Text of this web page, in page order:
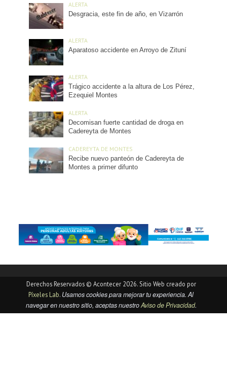
ALERTA
Desgracia, este fin de año, en Vizarrón
ALERTA
Aparatoso accidente en Arroyo de Zituní
ALERTA
Trágico accidente a la altura de Los Pérez,
Ezequiel Montes
ALERTA
Decomisan fuerte cantidad de droga en
Cadereyta de Montes
CADEREYTA DE MONTES
Recibe nuevo panteón de Cadereyta de
Montes a primer difunto
Derechos Reservados © Acontecer 2026. Sitio Web creado por
Píxeles Lab. Usamos cookies para mejorar tu experiencia. Al
navegar en nuestro sitio, aceptas nuestroAviso de Privacidad.